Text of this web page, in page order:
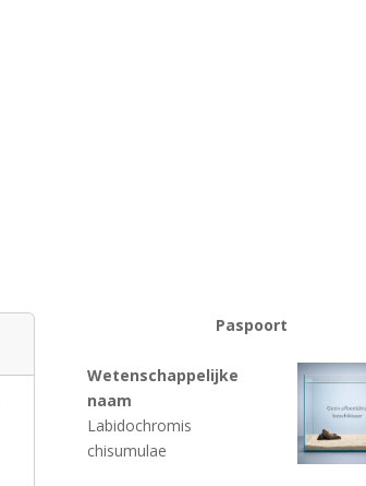
Paspoort
Wetenschappelijke
naam
Labidochromis
chisumulae